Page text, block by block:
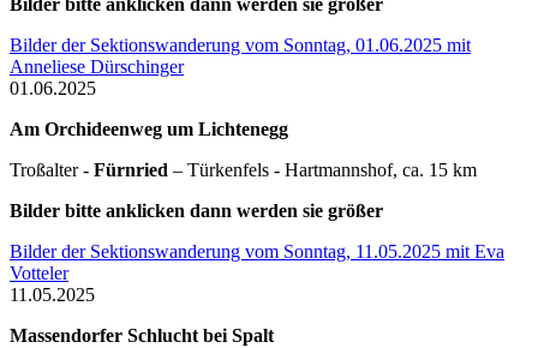
Bilder der Sektionswanderung vom Sonntag, 01.06.2025 mit
Anneliese Dürschinger
01.06.2025
Am Orchideenweg um Lichtenegg
Troßalter - Fürnried – Türkenfels - Hartmannshof, ca. 15 km
Bilder bitte anklicken dann werden sie größer
Bilder der Sektionswanderung vom Sonntag, 11.05.2025 mit Eva
Votteler
11.05.2025
Massendorfer Schlucht bei Spalt